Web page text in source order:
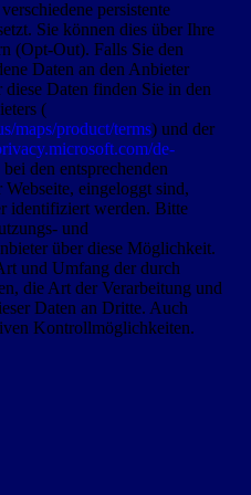
persistente
Sie können dies über Ihre
(Opt-Out). Falls Sie den
Daten an den Anbieter
Daten finden Sie in den
(
maps/product/terms) und der
de-
den entsprechenden
eingeloggt sind,
identifiziert werden. Bitte
und
über diese Möglichkeit.
und Umfang der durch
die Art der Verarbeitung und
Daten an Dritte. Auch
Kontrollmöglichkeiten.